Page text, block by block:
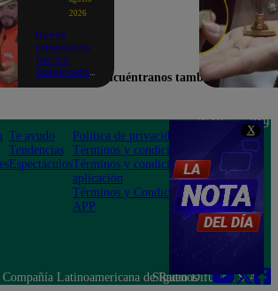
X
2026
Nueve
influencers
fueron
asesinados
el Cártel de
Sinaloa
Encuéntranos también en
Te ayudo
Tendencias
Espectáculos
Política de privacidad
Términos y condiciones
Términos y condiciones
aplicación
Términos y Condiciones
APP
Teléfono: 219
Av. San
Felipe 968
Jesús María
Latinoamericana de Radio Difusión S.A.
Síguenos